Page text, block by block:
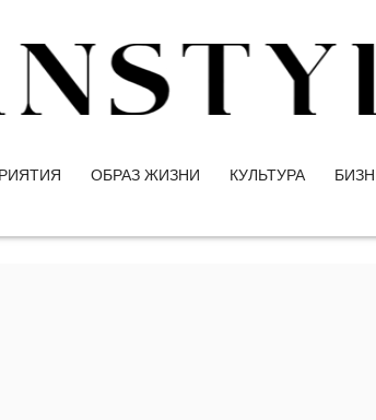
ОБРАЗ ЖИЗНИ КУЛЬТУРА